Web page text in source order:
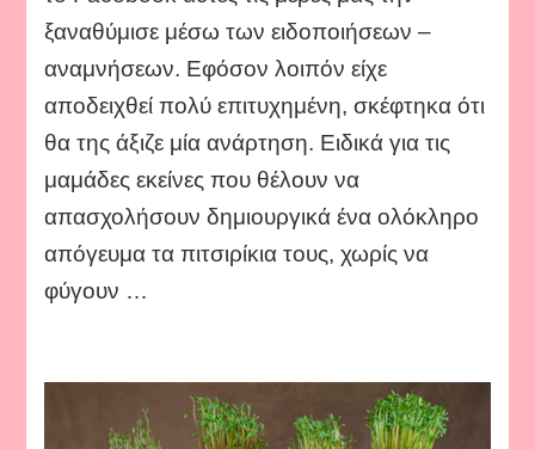
ξαναθύμισε μέσω των ειδοποιήσεων –
αναμνήσεων. Εφόσον λοιπόν είχε
αποδειχθεί πολύ επιτυχημένη, σκέφτηκα ότι
θα της άξιζε μία ανάρτηση. Ειδικά για τις
μαμάδες εκείνες που θέλουν να
απασχολήσουν δημιουργικά ένα ολόκληρο
απόγευμα τα πιτσιρίκια τους, χωρίς να
φύγουν …